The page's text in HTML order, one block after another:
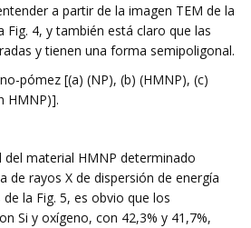
a partir de la imagen TEM de la
Fig. 4, y también está claro que las
y tienen una forma semipoligonal.
pómez [(a) (NP), (b) (HMNP), (c)
HMNP)].
material HMNP determinado
de rayos X de dispersión de energía
la Fig. 5, es obvio que los
Si y oxígeno, con 42,3% y 41,7%,